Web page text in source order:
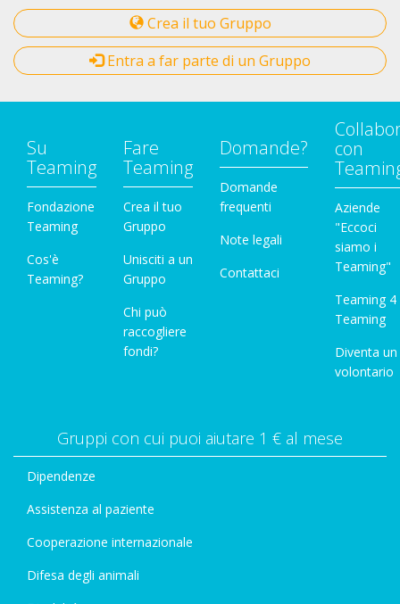
Crea il tuo Gruppo
Entra a far parte di un Gruppo
Su
Teaming
Fondazione
Teaming
Cos'è
Teaming?
Fare
Teaming
Crea il tuo
Gruppo
Unisciti a un
Gruppo
Chi può
raccogliere
fondi?
Domande?
Domande
frequenti
Note legali
Contattaci
con
Aziende
"Eccoci
siamo i
Teaming"
Teaming 4
Teaming
Diventa un
volontario
Gruppi con cui puoi aiutare 1 € al mese
Dipendenze
Assistenza al paziente
Cooperazione internazionale
Difesa degli animali